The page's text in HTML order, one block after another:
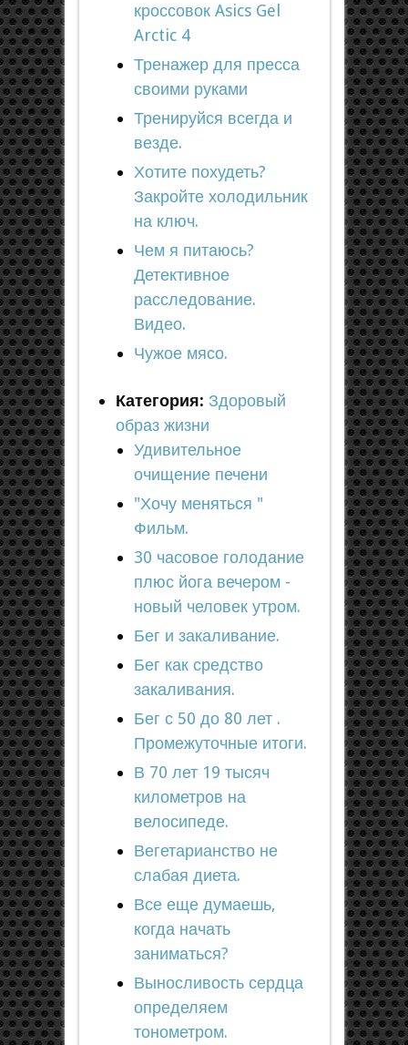
кроссовок Asics Gel
Arctic 4
Тренажер для пресса
своими руками
Тренируйся всегда и
везде.
Хотите похудеть?
Закройте холодильник
на ключ.
Чем я питаюсь?
Детективное
расследование.
Видео.
Чужое мясо.
Категория: Здоровый
образ жизни
Удивительное
очищение печени
"Хочу меняться "
Фильм.
30 часовое голодание
плюс йога вечером -
новый человек утром.
Бег и закаливание.
Бег как средство
закаливания.
Бег с 50 до 80 лет .
Промежуточные итоги.
В 70 лет 19 тысяч
километров на
велосипеде.
Вегетарианство не
слабая диета.
Все еще думаешь,
когда начать
заниматься?
Выносливость сердца
определяем
тонометром.